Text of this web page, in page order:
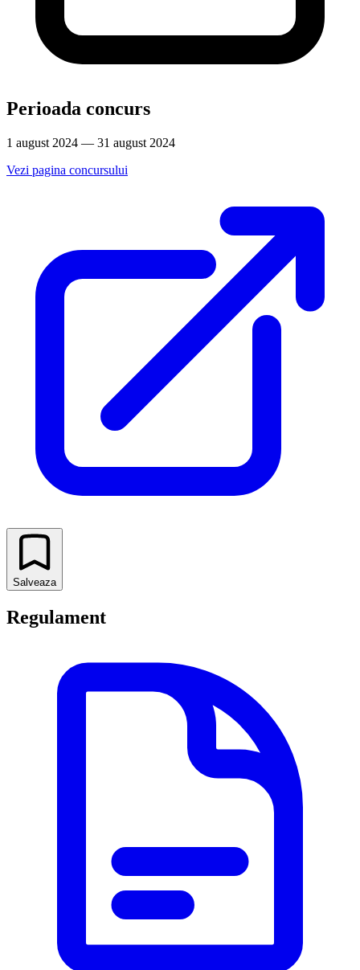
Perioada concurs
1 august 2024 — 31 august 2024
Vezi pagina concursului
Salveaza
Regulament